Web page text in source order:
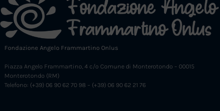
Fondazione Angelo Frammartino Onlus
Piazza Angelo Frammartino, 4 c/o Comune di Monterotondo – 00015
Monterotondo (RM)
Telefono: (+39) 06 90 62 70 98 – (+39) 06 90 62 21 76